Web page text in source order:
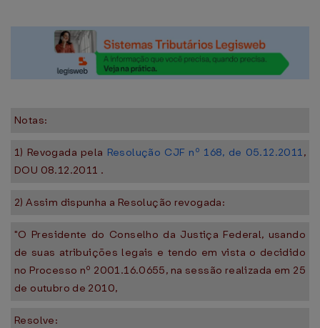
Notas:
1) Revogada pela Resolução CJF nº 168, de 05.12.2011,
DOU 08.12.2011 .
2) Assim dispunha a Resolução revogada:
"O Presidente do Conselho da Justiça Federal, usando
de suas atribuições legais e tendo em vista o decidido
no Processo nº 2001.16.0655, na sessão realizada em 25
de outubro de 2010,
Resolve: